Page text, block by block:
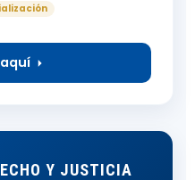
Y JUSTICIA